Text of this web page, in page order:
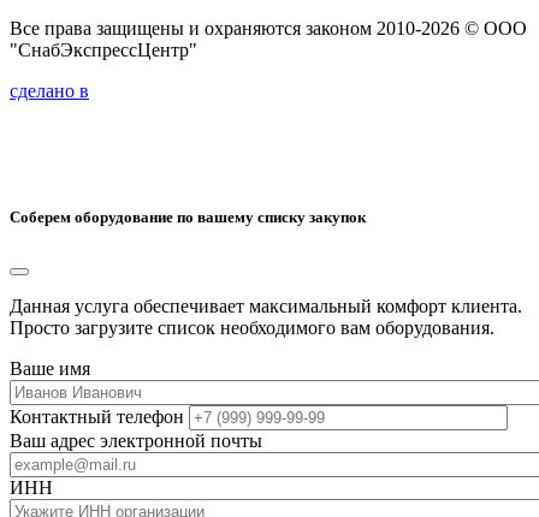
Все права защищены и охраняются законом 2010-2026 © ООО
"СнабЭкспрессЦентр"
сделано в
Соберем оборудование по вашему списку закупок
Данная услуга обеспечивает максимальный комфорт клиента.
Просто загрузите список необходимого вам оборудования.
Ваше имя
Контактный телефон
Ваш адрес электронной почты
ИНН